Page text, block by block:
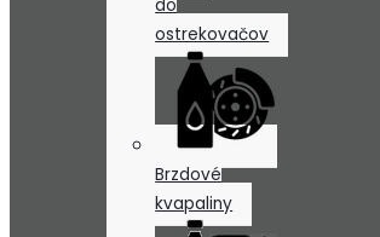
do
ostrekovačov
Brzdové
kvapaliny